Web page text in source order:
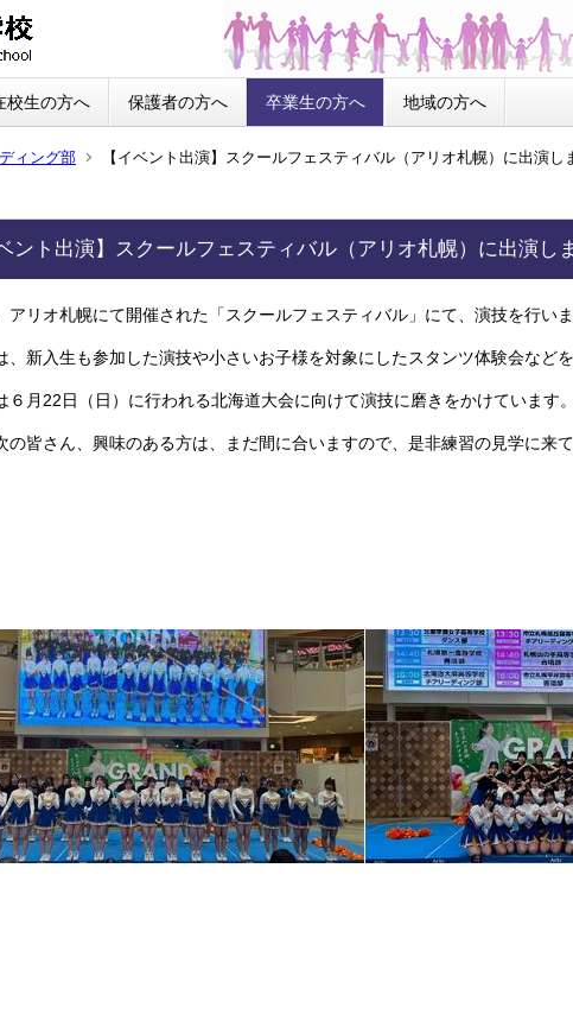
校生の方へ 保護者の方へ 卒業生の方へ 地域の方へ
ィング部 【イベント出演】スクールフェスティバル（アリオ札幌）に出演し
ント出演】スクールフェスティバル（アリオ札幌）に出演し
アリオ札幌にて開催された「スクールフェスティバル」にて、演技を行いま
、新入生も参加した演技や小さいお子様を対象にしたスタンツ体験会など
６月22日（日）に行われる北海道大会に向けて演技に磨きをかけています。
の皆さん、興味のある方は、まだ間に合いますので、是非練習の見学に来て